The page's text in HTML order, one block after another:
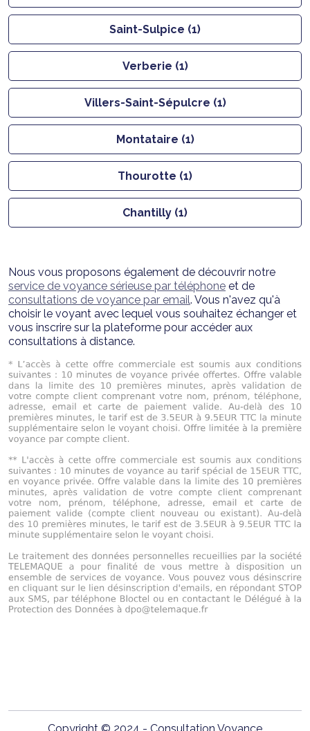
Saint-Sulpice (1)
Verberie (1)
Villers-Saint-Sépulcre (1)
Montataire (1)
Thourotte (1)
Chantilly (1)
Nous vous proposons également de découvrir notre
service de voyance sérieuse par téléphone et de
consultations de voyance par email. Vous n'avez qu'à
choisir le voyant avec lequel vous souhaitez échanger et
vous inscrire sur la plateforme pour accéder aux
consultations à distance.